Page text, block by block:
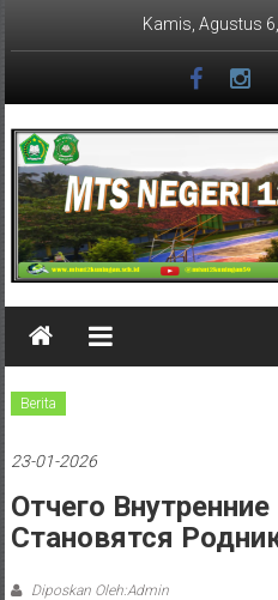
Kamis, Agustus
MTSN
12
KUNINGAN
Berita
23-01-2026
Отчего
Становятся
Diposkan Oleh:Admin